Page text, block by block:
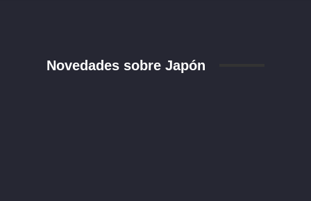
Novedades sobre Japón